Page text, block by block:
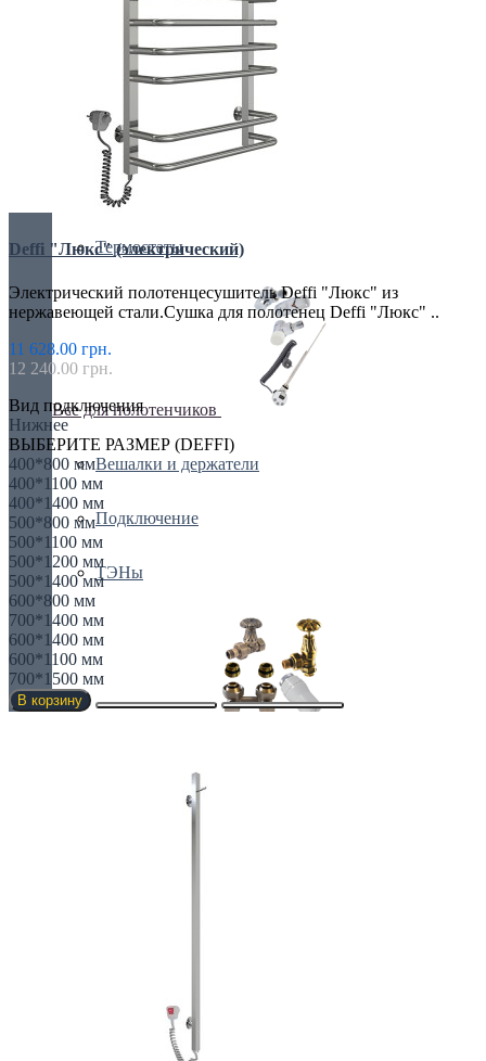
Блок питания
Краны и клапаны
Решетки
Сервоприводы
Термостаты
Все для полотенчиков
Вешалки и держатели
Подключение
ТЭНы
Термоголовки
Deffi "Люкс" (электрический)
Электрический полотенцесушитель Deffi "Люкс" из
нержавеющей стали.Сушка для полотенец Deffi "Люкс" ..
11 628.00 грн.
12 240.00 грн.
Вид подключения
Нижнее
ВЫБЕРИТЕ РАЗМЕР (DEFFI)
400*800 мм
400*1100 мм
400*1400 мм
500*800 мм
500*1100 мм
500*1200 мм
500*1400 мм
600*800 мм
700*1400 мм
600*1400 мм
600*1100 мм
700*1500 мм
В корзину